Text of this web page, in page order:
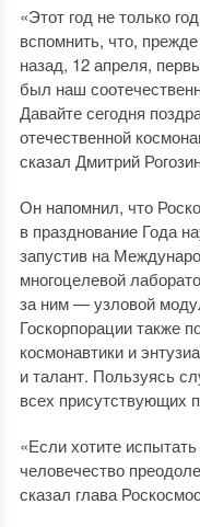
«Этот год не только
вспомнить, что,
назад, 12 апреля,
был наш
Давайте сегодня
отечественной
сказал Дмитрий
Он напомнил, что
в празднование Года
запустив на
многоцелевой
за ним — узловой
Госкорпорации также
космонавтики и
и талант. Пользуясь
всех присутствующих
«Если хотите
человечество
сказал глава